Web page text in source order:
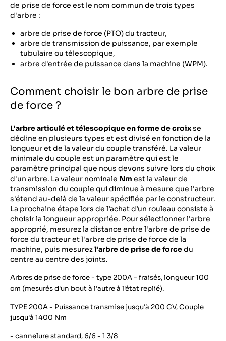
de prise de force est le nom commun de trois types
d'arbre :
arbre de prise de force (PTO) du tracteur,
arbre de transmission de puissance, par exemple
tubulaire ou télescopique,
arbre d'entrée de puissance dans la machine (WPM).
Comment choisir le bon arbre de prise
de force ?
L'arbre articulé et télescopique en forme de croixse
décline en plusieurs types et est divisé en fonction de la
longueur et de la valeur du couple transféré. La valeur
minimale du couple est un paramètre qui est le
paramètre principal que nous devons suivre lors du choix
d'un arbre. La valeur nominale Nm est la valeur de
transmission du couple qui diminue à mesure que l'arbre
s'étend au-delà de la valeur spécifiée par le constructeur.
La prochaine étape lors de l’achat d’un rouleau consiste à
choisir la longueur appropriée. Pour sélectionner l'arbre
approprié, mesurez la distance entre l'arbre de prise de
force du tracteur et l'arbre de prise de force de la
machine, puis mesurezl'arbre de prise de forcedu
centre au centre des joints.
Arbres de prise de force - type 200A - fraisés, longueur 100
cm (mesurés d'un bout à l'autre à l'état replié).
TYPE 200A - Puissance transmise jusqu'à 200 CV, Couple
jusqu'à 1400 Nm
- cannelure standard, 6/6 - 1 3/8